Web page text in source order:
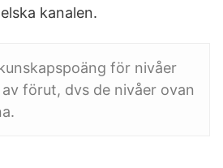
kanalen.
för nivåer
förut, dvs de nivåer ovan